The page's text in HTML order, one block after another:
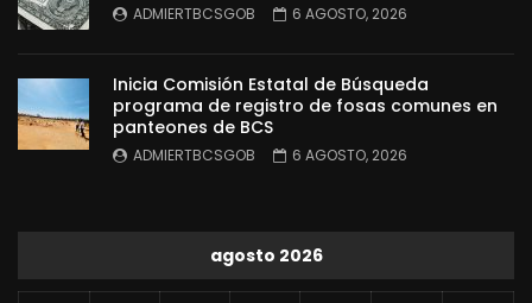
ADMIERTBCSGOB 6 AGOSTO, 2026
Inicia Comisión Estatal de Búsqueda
programa de registro de fosas comunes en
panteones de BCS
ADMIERTBCSGOB 6 AGOSTO, 2026
agosto 2026